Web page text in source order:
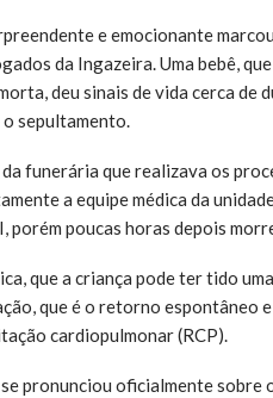
e emocionante
da Ingazeira. Uma bebê,
deu sinais de vida cerca de
sepultamento.
funerária que realizava os
a equipe médica da
porém poucas horas depois
que a criança pode ter tido
que é o retorno espontâneo
cardiopulmonar (RCP).
pronunciou oficialmente sobre